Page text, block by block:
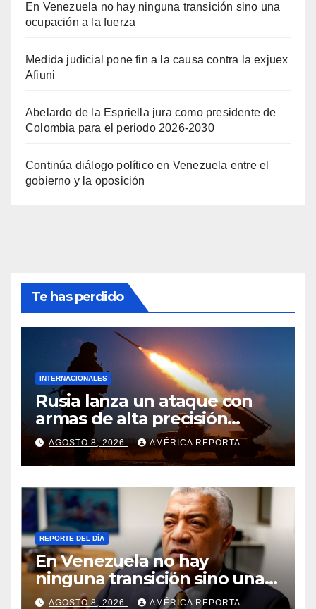
En Venezuela no hay ninguna transición sino una
ocupación a la fuerza
Medida judicial pone fin a la causa contra la exjuex
Afiuni
Abelardo de la Espriella jura como presidente de
Colombia para el periodo 2026-2030
Continúa diálogo político en Venezuela entre el
gobierno y la oposición
Te has perdido
INTERNACIONALES
Rusia lanza un ataque con
armas de alta precisión
contra la industria militar en
Kiev
AGOSTO 8, 2026 AMÉRICA REPORTA
REPORTE DEL DÍA
En Venezuela no hay
ninguna transición sino una
ocupación a la fuerza
AGOSTO 8, 2026 AMÉRICA REPORTA